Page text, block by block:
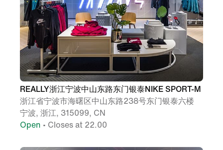
REALLY浙江宁波中山东路东门银泰NIKE SPORT-M
浙江省宁波市海曙区中山东路238号东门银泰六楼
宁波, 浙江, 315099, CN
Open • Closes at 22.00